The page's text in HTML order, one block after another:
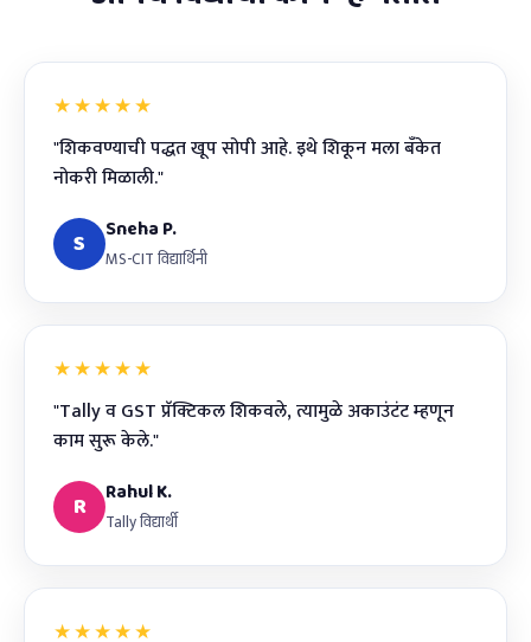
★★★★★
"शिकवण्याची पद्धत खूप सोपी आहे. इथे शिकून मला बँकेत
नोकरी मिळाली."
S Sneha P.
MS-CIT विद्यार्थिनी
★★★★★
"Tally व GST प्रॅक्टिकल शिकवले, त्यामुळे अकाउंटंट म्हणून
काम सुरू केले."
R Rahul K.
Tally विद्यार्थी
★★★★★